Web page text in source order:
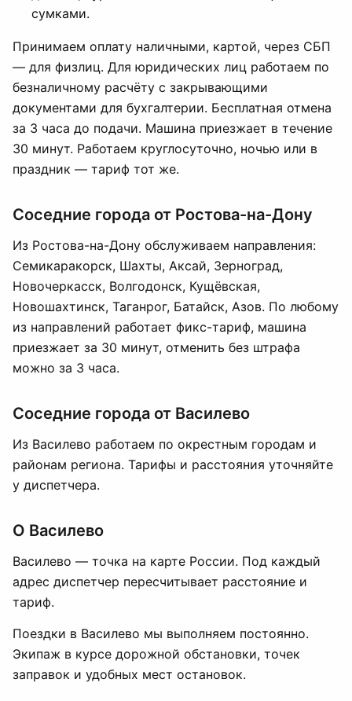
сумками.
Принимаем оплату наличными, картой, через СБП
— для физлиц. Для юридических лиц работаем по
безналичному расчёту с закрывающими
документами для бухгалтерии. Бесплатная отмена
за 3 часа до подачи. Машина приезжает в течение
30 минут. Работаем круглосуточно, ночью или в
праздник — тариф тот же.
Соседние города от Ростова-на-Дону
Из Ростова-на-Дону обслуживаем направления:
Семикаракорск, Шахты, Аксай, Зерноград,
Новочеркасск, Волгодонск, Кущёвская,
Новошахтинск, Таганрог, Батайск, Азов. По любому
из направлений работает фикс-тариф, машина
приезжает за 30 минут, отменить без штрафа
можно за 3 часа.
Соседние города от Василево
Из Василево работаем по окрестным городам и
районам региона. Тарифы и расстояния уточняйте
у диспетчера.
О Василево
Василево — точка на карте России. Под каждый
адрес диспетчер пересчитывает расстояние и
тариф.
Поездки в Василево мы выполняем постоянно.
Экипаж в курсе дорожной обстановки, точек
заправок и удобных мест остановок.